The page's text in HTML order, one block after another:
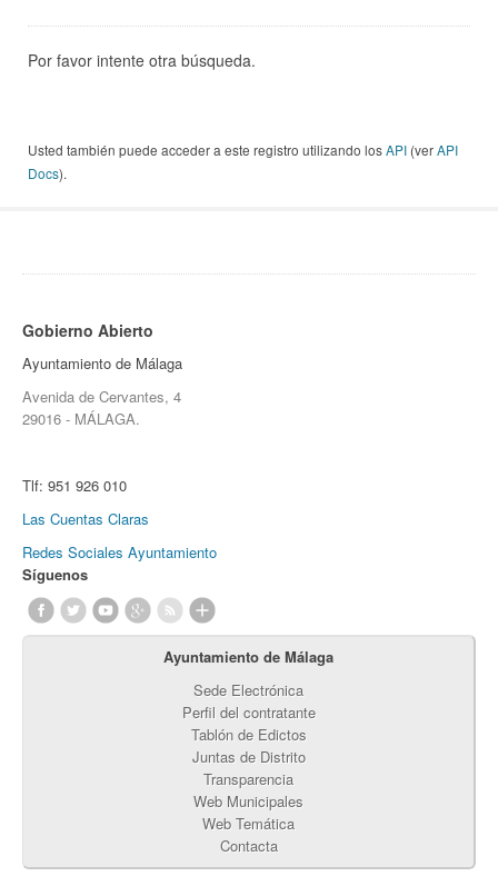
Por favor intente otra búsqueda.
Usted también puede acceder a este registro utilizando losAPI (verAPI
Docs).
Gobierno Abierto
Ayuntamiento de Málaga
Avenida de Cervantes, 4
29016 - MÁLAGA.
Tlf: 951 926 010
Las Cuentas Claras
Redes Sociales Ayuntamiento
Síguenos
Ayuntamiento de Málaga
Sede Electrónica
Perfil del contratante
Tablón de Edictos
Juntas de Distrito
Transparencia
Web Municipales
Web Temática
Contacta